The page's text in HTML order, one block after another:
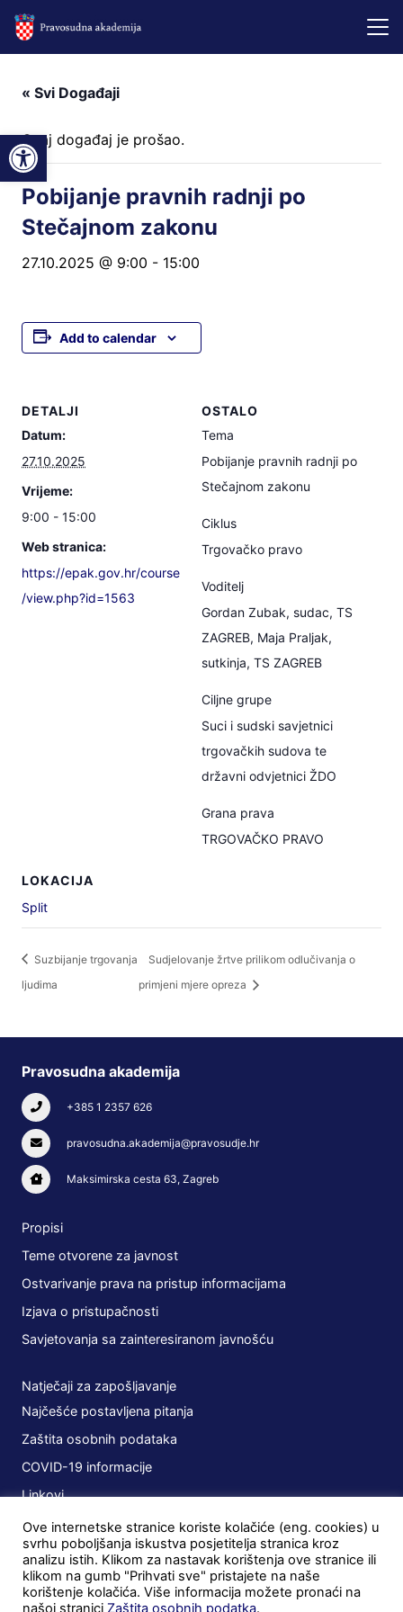
« Svi Događaji
Ovaj događaj je prošao.
Pobijanje pravnih radnji po
Stečajnom zakonu
27.10.2025 @ 9:00 - 15:00
Add to calendar
DETALJI
Datum:
27.10.2025
Vrijeme:
9:00 - 15:00
Web stranica:
https://epak.gov.hr/course
/view.php?id=1563
LOKACIJA
Split
OSTALO
Tema
Pobijanje pravnih radnji po
Stečajnom zakonu
Ciklus
Trgovačko pravo
Voditelj
Gordan Zubak, sudac, TS
ZAGREB, Maja Praljak,
sutkinja, TS ZAGREB
Ciljne grupe
Suci i sudski savjetnici
trgovačkih sudova te
državni odvjetnici ŽDO
Grana prava
TRGOVAČKO PRAVO
Suzbijanje trgovanja
ljudima
Sudjelovanje žrtve prilikom odlučivanja o
primjeni mjere opreza
Pravosudna akademija
+385 1 2357 626
pravosudna.akademija@pravosudje.hr
Maksimirska cesta 63, Zagreb
Propisi
Teme otvorene za javnost
Ostvarivanje prava na pristup informacijama
Izjava o pristupačnosti
Savjetovanja sa zainteresiranom javnošću
Natječaji za zapošljavanje
Najčešće postavljena pitanja
Zaštita osobnih podataka
COVID-19 informacije
Linkovi
Planovi
Javna nabava
Ugovori
Ove internetske stranice koriste kolačiće (eng. cookies) u
svrhu poboljšanja iskustva posjetitelja stranica kroz
analizu istih. Klikom za nastavak korištenja ove stranice ili
klikom na gumb "Prihvati sve" pristajete na naše
korištenje kolačića. Više informacija možete pronaći na
našoj stranici Zaštita osobnih podatka.
Open toolbar